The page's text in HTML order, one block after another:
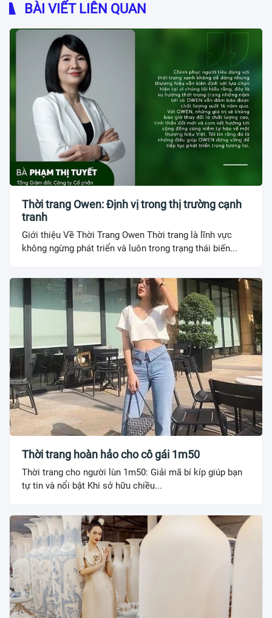
BÀI VIẾT LIÊN QUAN
Thời trang Owen: Định vị trong thị trường cạnh
tranh
Giới thiệu Về Thời Trang Owen Thời trang là lĩnh vực
không ngừng phát triển và luôn trong trạng thái biến...
Thời trang hoàn hảo cho cô gái 1m50
Thời trang cho người lùn 1m50: Giải mã bí kíp giúp bạn
tự tin và nổi bật Khi sở hữu chiều...